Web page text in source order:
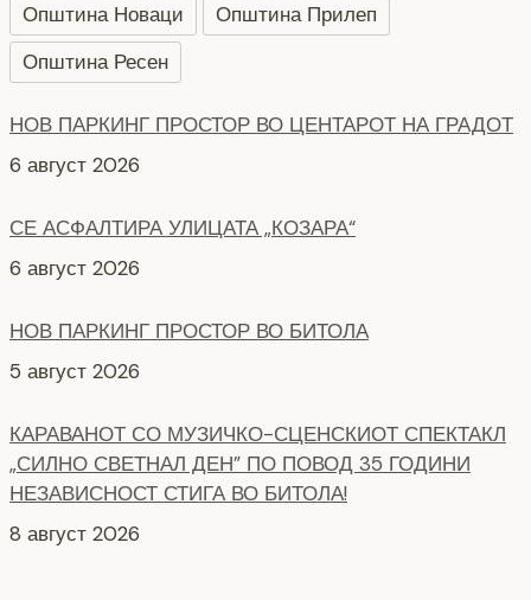
Општина Новаци
Општина Прилеп
Општина Ресен
НОВ ПАРКИНГ ПРОСТОР ВО ЦЕНТАРОТ НА ГРАДОТ
6 август 2026
СЕ АСФАЛТИРА УЛИЦАТА „КОЗАРА“
6 август 2026
НОВ ПАРКИНГ ПРОСТОР ВО БИТОЛА
5 август 2026
КАРАВАНОТ СО МУЗИЧКО-СЦЕНСКИОТ СПЕКТАКЛ
„СИЛНО СВЕТНАЛ ДЕН” ПО ПОВОД 35 ГОДИНИ
НЕЗАВИСНОСТ СТИГА ВО БИТОЛА!
8 август 2026